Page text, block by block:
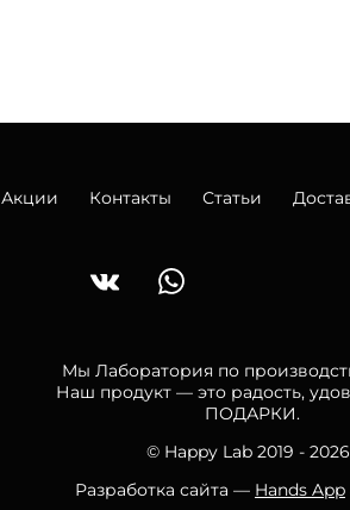
Акции Контакты Статьи
Мы Лаборатория по
Наш продукт — это радость,
ПОДАРКИ.
© Happy Lab 2019 -
Разработка сайта — Hands App